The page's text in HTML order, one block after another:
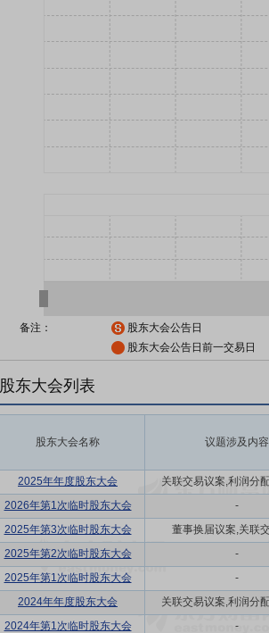
备注：
股东大会公告日
股东大会公告日前一交易日
股东大会列表
股东大会名称 议题涉及内容
2025年年度股东大会
关联交易议案,利润分
2026年第1次临时股东大会
-
2025年第3次临时股东大会
董事换届议案,关联
2025年第2次临时股东大会
-
2025年第1次临时股东大会
-
2024年年度股东大会
关联交易议案,利润分
2024年第1次临时股东大会
-